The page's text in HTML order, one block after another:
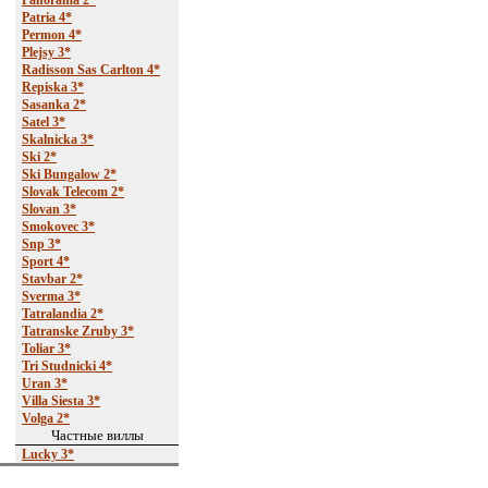
Patria 4*
Permon 4*
Plejsy 3*
Radisson Sas Carlton 4*
Repiska 3*
Sasanka 2*
Satel 3*
Skalnicka 3*
Ski 2*
Ski Bungalow 2*
Slovak Telecom 2*
Slovan 3*
Smokovec 3*
Snp 3*
Sport 4*
Stavbar 2*
Sverma 3*
Tatralandia 2*
Tatranske Zruby 3*
Toliar 3*
Tri Studnicki 4*
Uran 3*
Villa Siesta 3*
Volga 2*
Частные виллы
Lucky 3*